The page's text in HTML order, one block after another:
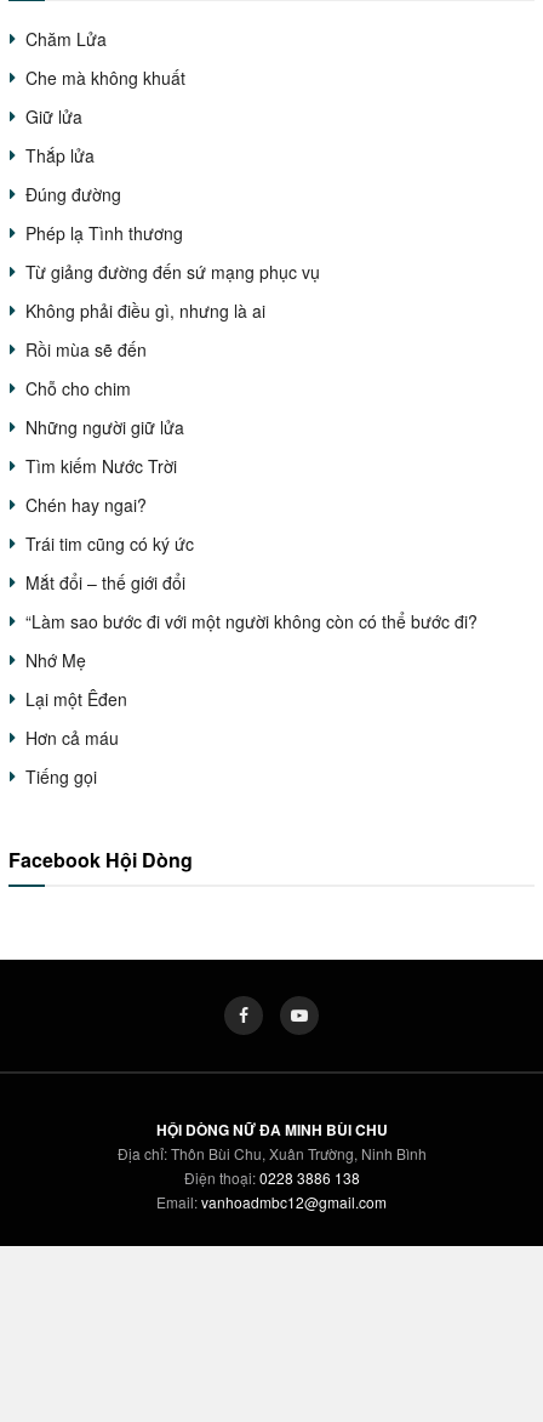
Chăm Lửa
Che mà không khuất
Giữ lửa
Thắp lửa
Đúng đường
Phép lạ Tình thương
Từ giảng đường đến sứ mạng phục vụ
Không phải điều gì, nhưng là ai
Rồi mùa sẽ đến
Chỗ cho chim
Những người giữ lửa
Tìm kiếm Nước Trời
Chén hay ngai?
Trái tim cũng có ký ức
Mắt đổi – thế giới đổi
“Làm sao bước đi với một người không còn có thể bước đi?
Nhớ Mẹ
Lại một Êđen
Hơn cả máu
Tiếng gọi
Facebook Hội Dòng
HỘI DÒNG NỮ ĐA MINH BÙI CHU
Địa chỉ: Thôn Bùi Chu, Xuân Trường, Ninh Bình
Điện thoại:0228 3886 138
Email:vanhoadmbc12@gmail.com